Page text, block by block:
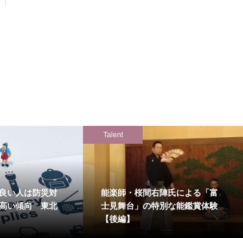
い人は防災対
い傾向 東北
Talent
能楽師・桜間右陣氏による「富
士見舞台」の特別な能鑑賞体験
【後編】